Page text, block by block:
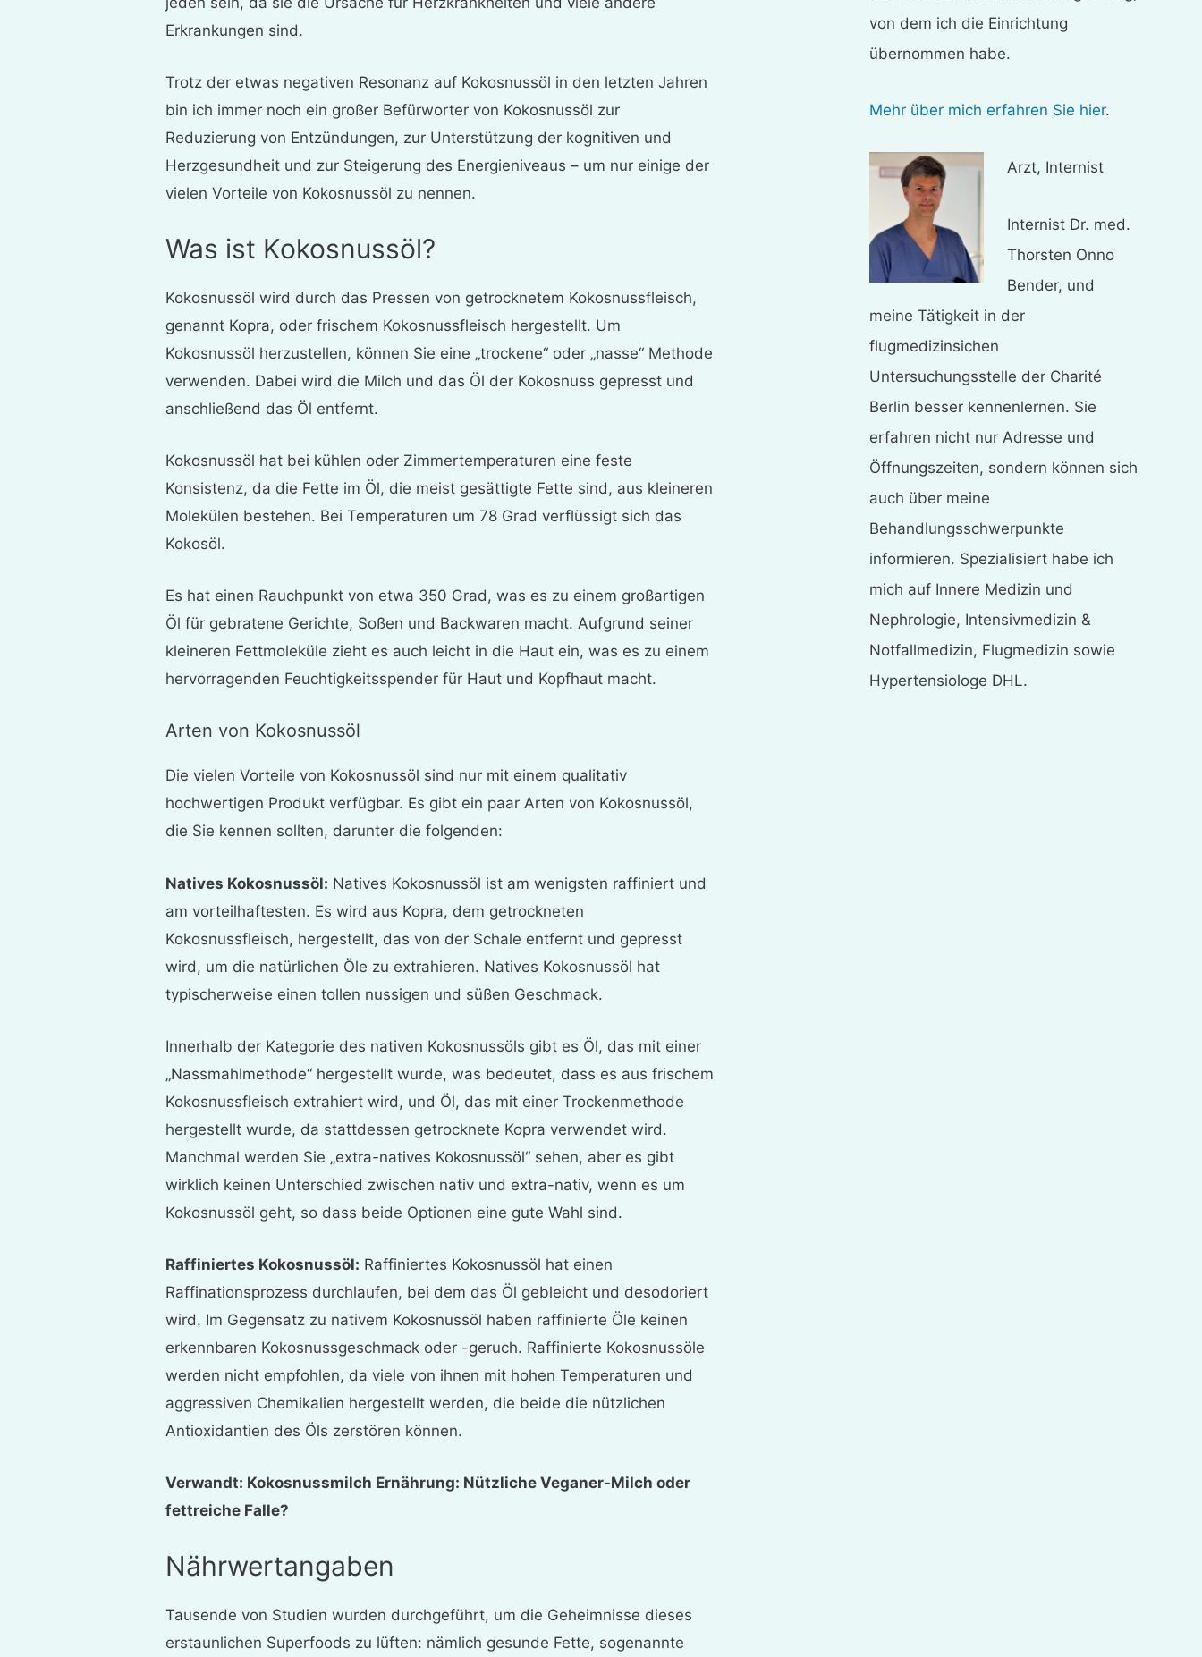
Erkrankungen sind.
Trotz der etwas negativen Resonanz auf Kokosnussöl in den letzten Jahren
bin ich immer noch ein großer Befürworter von Kokosnussöl zur
Reduzierung von Entzündungen, zur Unterstützung der kognitiven und
Herzgesundheit und zur Steigerung des Energieniveaus – um nur einige der
vielen Vorteile von Kokosnussöl zu nennen.
Was ist Kokosnussöl?
Kokosnussöl wird durch das Pressen von getrocknetem Kokosnussfleisch,
genannt Kopra, oder frischem Kokosnussfleisch hergestellt. Um
Kokosnussöl herzustellen, können Sie eine „trockene“ oder „nasse“ Methode
verwenden. Dabei wird die Milch und das Öl der Kokosnuss gepresst und
anschließend das Öl entfernt.
Kokosnussöl hat bei kühlen oder Zimmertemperaturen eine feste
Konsistenz, da die Fette im Öl, die meist gesättigte Fette sind, aus kleineren
Molekülen bestehen. Bei Temperaturen um 78 Grad verflüssigt sich das
Kokosöl.
Es hat einen Rauchpunkt von etwa 350 Grad, was es zu einem großartigen
Öl für gebratene Gerichte, Soßen und Backwaren macht. Aufgrund seiner
kleineren Fettmoleküle zieht es auch leicht in die Haut ein, was es zu einem
hervorragenden Feuchtigkeitsspender für Haut und Kopfhaut macht.
Arten von Kokosnussöl
Die vielen Vorteile von Kokosnussöl sind nur mit einem qualitativ
hochwertigen Produkt verfügbar. Es gibt ein paar Arten von Kokosnussöl,
die Sie kennen sollten, darunter die folgenden:
Natives Kokosnussöl: Natives Kokosnussöl ist am wenigsten raffiniert und
am vorteilhaftesten. Es wird aus Kopra, dem getrockneten
Kokosnussfleisch, hergestellt, das von der Schale entfernt und gepresst
wird, um die natürlichen Öle zu extrahieren. Natives Kokosnussöl hat
typischerweise einen tollen nussigen und süßen Geschmack.
Innerhalb der Kategorie des nativen Kokosnussöls gibt es Öl, das mit einer
„Nassmahlmethode“ hergestellt wurde, was bedeutet, dass es aus frischem
Kokosnussfleisch extrahiert wird, und Öl, das mit einer Trockenmethode
hergestellt wurde, da stattdessen getrocknete Kopra verwendet wird.
Manchmal werden Sie „extra-natives Kokosnussöl“ sehen, aber es gibt
wirklich keinen Unterschied zwischen nativ und extra-nativ, wenn es um
Kokosnussöl geht, so dass beide Optionen eine gute Wahl sind.
Raffiniertes Kokosnussöl: Raffiniertes Kokosnussöl hat einen
Raffinationsprozess durchlaufen, bei dem das Öl gebleicht und desodoriert
wird. Im Gegensatz zu nativem Kokosnussöl haben raffinierte Öle keinen
erkennbaren Kokosnussgeschmack oder -geruch. Raffinierte Kokosnussöle
werden nicht empfohlen, da viele von ihnen mit hohen Temperaturen und
aggressiven Chemikalien hergestellt werden, die beide die nützlichen
Antioxidantien des Öls zerstören können.
Verwandt: Kokosnussmilch Ernährung: Nützliche Veganer-Milch oder
fettreiche Falle?
Nährwertangaben
Tausende von Studien wurden durchgeführt, um die Geheimnisse dieses
erstaunlichen Superfoods zu lüften: nämlich gesunde Fette, sogenannte
von dem ich die Einrichtung
übernommen habe.
Mehr über mich erfahren Sie hier.
Arzt, Internist
Internist Dr. med.
Thorsten Onno
Bender, und
meine Tätigkeit in der
flugmedizinsichen
Untersuchungsstelle der Charité
Berlin besser kennenlernen. Sie
erfahren nicht nur Adresse und
Öffnungszeiten, sondern können sich
auch über meine
Behandlungsschwerpunkte
informieren. Spezialisiert habe ich
mich auf Innere Medizin und
Nephrologie, Intensivmedizin &
Notfallmedizin, Flugmedizin sowie
Hypertensiologe DHL.